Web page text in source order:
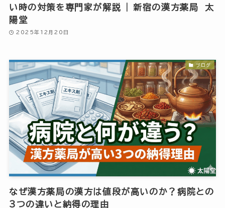
い時の対策を専門家が解説 | 新宿の漢方薬局 太
陽堂
2025年12月20日
ブログ
なぜ漢方薬局の漢方は値段が高いのか？病院との
3つの違いと納得の理由